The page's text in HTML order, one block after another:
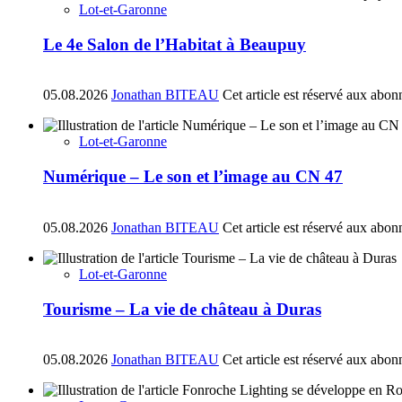
Lot-et-Garonne
Le 4e Salon de l’Habitat à Beaupuy
05.08.2026 Jonathan BITEAU Cet article est réservé aux
Lot-et-Garonne
Numérique – Le son et l’image au CN 47
05.08.2026 Jonathan BITEAU Cet article est réservé aux
Lot-et-Garonne
Tourisme – La vie de château à Duras
05.08.2026 Jonathan BITEAU Cet article est réservé aux